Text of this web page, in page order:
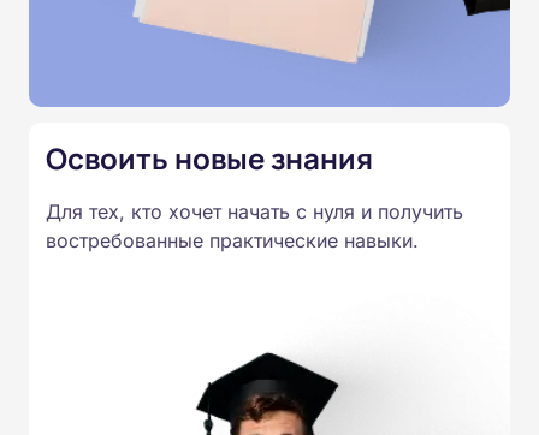
представлены в виде текстовых лекций, схем,
таблиц и контрольных заданий. По завершении
курса выдаётся удостоверение установленного
Освоить новые знания
Для тех, кто хочет начать с нуля и получить
востребованные практические навыки.